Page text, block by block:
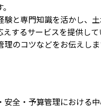
と専門知識を活かし、
するサービスを提供して
のコツなどをお伝えしま
全・予算管理における中